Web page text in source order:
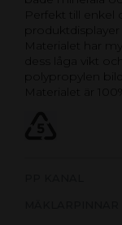
Perfekt till enkel
produktdisplayer
Materialet har
dess låga vikt
polypropylen
Materialet är